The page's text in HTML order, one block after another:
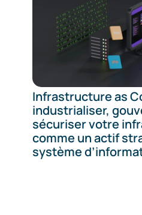
Infrastructure as
industrialiser,
sécuriser votre
comme un actif
système